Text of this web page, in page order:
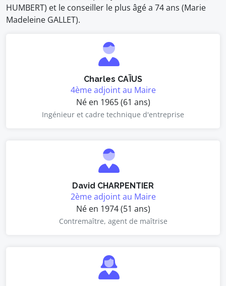
HUMBERT) et le conseiller le plus âgé a 74 ans (Marie
Madeleine GALLET).
Charles CAÏUS
4ème adjoint au Maire
Né en 1965 (61 ans)
Ingénieur et cadre technique d'entreprise
David CHARPENTIER
2ème adjoint au Maire
Né en 1974 (51 ans)
Contremaître, agent de maîtrise